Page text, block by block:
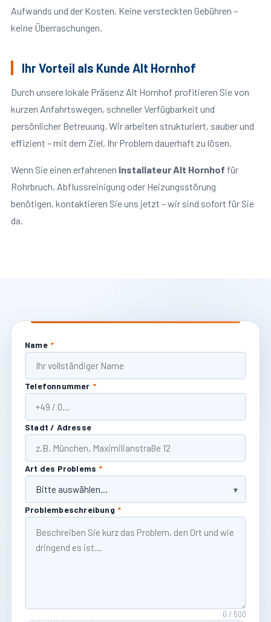
Aufwands und der Kosten. Keine versteckten Gebühren –
keine Überraschungen.
Ihr Vorteil als Kunde Alt Hornhof
Durch unsere lokale Präsenz Alt Hornhof profitieren Sie von
kurzen Anfahrtswegen, schneller Verfügbarkeit und
persönlicher Betreuung. Wir arbeiten strukturiert, sauber und
effizient – mit dem Ziel, Ihr Problem dauerhaft zu lösen.
Wenn Sie einen erfahrenen Installateur Alt Hornhof für
Rohrbruch, Abflussreinigung oder Heizungsstörung
benötigen, kontaktieren Sie uns jetzt – wir sind sofort für Sie
da.
Name *
Telefonnummer *
Stadt / Adresse
Art des Problems *
Problembeschreibung *
0 / 500